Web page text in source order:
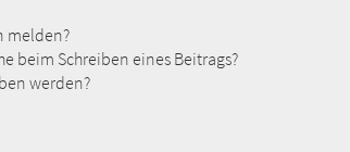
melden?
beim Schreiben eines Beitrags?
werden?